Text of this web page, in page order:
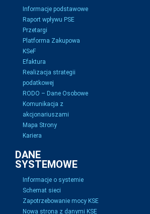
Informacje podstawowe
Raport wpływu PSE
Przetargi
Platforma Zakupowa
KSeF
Efaktura
Realizacja strategii
podatkowej
RODO – Dane Osobowe
Komunikacja z
akcjonariuszami
Mapa Strony
Kariera
DANE
SYSTEMOWE
Informacje o systemie
Schemat sieci
Zapotrzebowanie mocy KSE
Nowa strona z danymi KSE